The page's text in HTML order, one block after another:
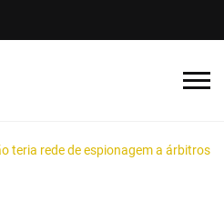
teria rede de espionagem a árbitros